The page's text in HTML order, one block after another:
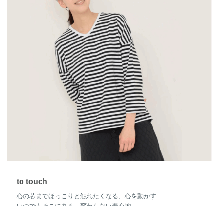
to touch
心の芯までほっこりと触れたくなる、心を動かす…